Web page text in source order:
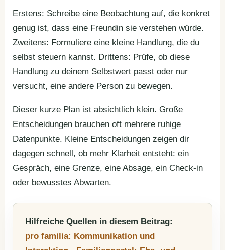
Erstens: Schreibe eine Beobachtung auf, die konkret
genug ist, dass eine Freundin sie verstehen würde.
Zweitens: Formuliere eine kleine Handlung, die du
selbst steuern kannst. Drittens: Prüfe, ob diese
Handlung zu deinem Selbstwert passt oder nur
versucht, eine andere Person zu bewegen.
Dieser kurze Plan ist absichtlich klein. Große
Entscheidungen brauchen oft mehrere ruhige
Datenpunkte. Kleine Entscheidungen zeigen dir
dagegen schnell, ob mehr Klarheit entsteht: ein
Gespräch, eine Grenze, eine Absage, ein Check-in
oder bewusstes Abwarten.
Hilfreiche Quellen in diesem Beitrag:
pro familia: Kommunikation und